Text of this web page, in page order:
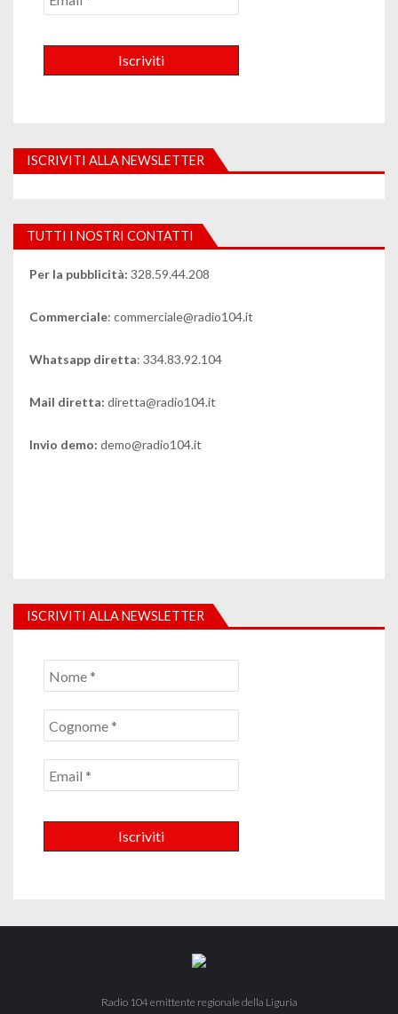
ISCRIVITI ALLA NEWSLETTER
TUTTI I NOSTRI CONTATTI
Per la pubblicità: 328.59.44.208
Commerciale: commerciale@radio104.it
Whatsapp diretta: 334.83.92.104
Mail diretta: diretta@radio104.it
Invio demo: demo@radio104.it
ISCRIVITI ALLA NEWSLETTER
Radio 104 emittente regionale della Liguria